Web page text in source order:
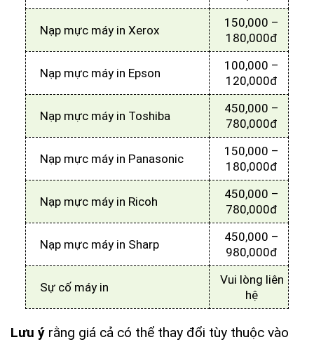
Nạp mực máy in Xerox
150,000 –
180,000đ
Nạp mực máy in Epson
100,000 –
120,000đ
Nạp mực máy in Toshiba
450,000 –
780,000đ
Nạp mực máy in Panasonic
150,000 –
180,000đ
Nạp mực máy in Ricoh
450,000 –
780,000đ
Nạp mực máy in Sharp
450,000 –
980,000đ
Sự cố máy in
Vui lòng liên
hệ
Lưu ý rằng giá cả có thể thay đổi tùy thuộc vào